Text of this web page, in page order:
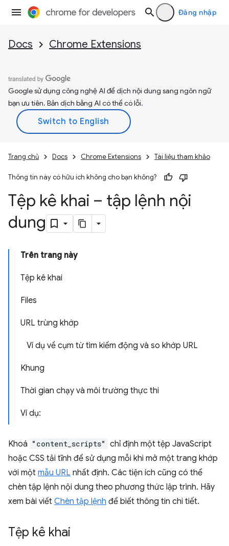
Đăng nhập
Docs Chrome Extensions
Google sử dụng công nghệ AI để dịch nội dung sang ngôn ngữ
bạn ưu tiên. Bản dịch bằng AI có thể có lỗi.
Trang chủ Docs Chrome Extensions Tài liệu tham khảo
Thông tin này có hữu ích không cho bạn không?
Tệp kê khai – tập lệnh nội
dung
Trên trang này
Tệp kê khai
Files
URL trùng khớp
Ví dụ về cụm từ tìm kiếm động và so khớp URL
Khung
Thời gian chạy và môi trường thực thi
Ví dụ:
Khoá "content_scripts" chỉ định một tệp JavaScript
hoặc CSS tải tĩnh để sử dụng mỗi khi mở một trang khớp
với một mẫu URL nhất định. Các tiện ích cũng có thể
chèn tập lệnh nội dung theo phương thức lập trình. Hãy
xem bài viết Chèn tập lệnh để biết thông tin chi tiết.
Tệp kê khai